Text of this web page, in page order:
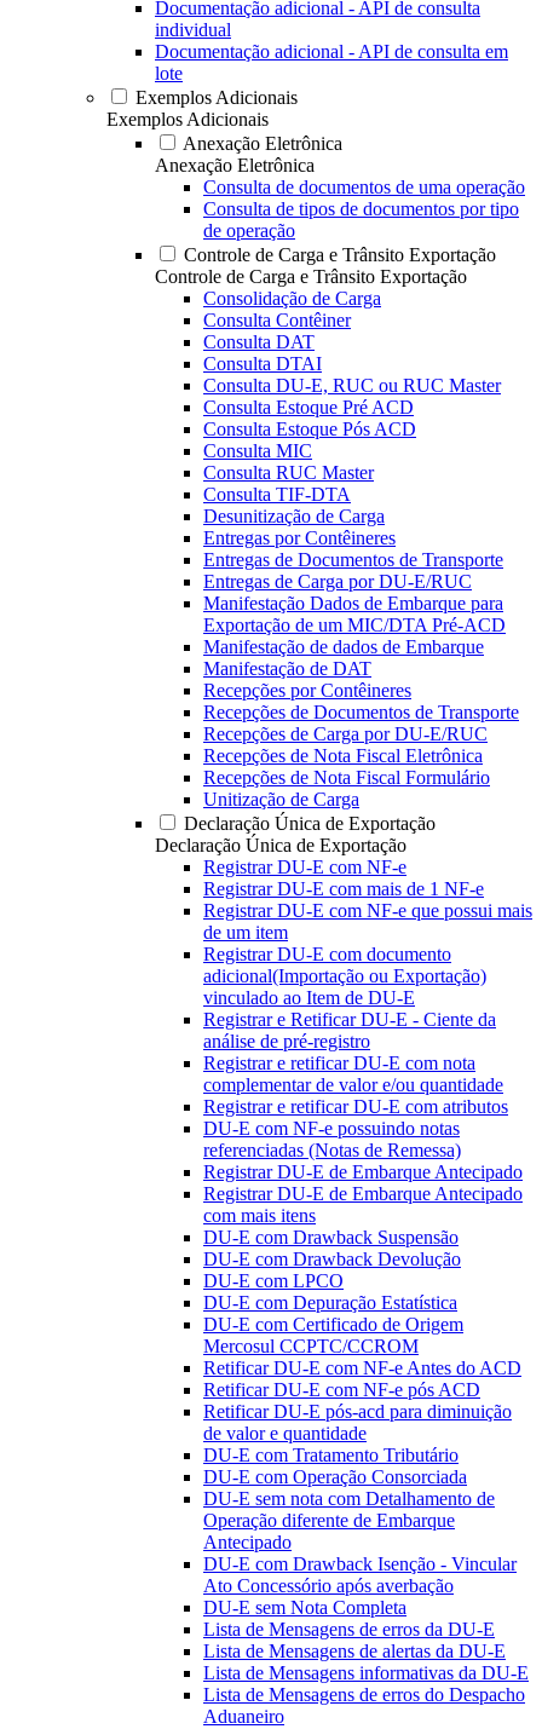
Documentação adicional - API de consulta
individual
Documentação adicional - API de consulta em
lote
Exemplos Adicionais
Exemplos Adicionais
Anexação Eletrônica
Anexação Eletrônica
Consulta de documentos de uma operação
Consulta de tipos de documentos por tipo
de operação
Controle de Carga e Trânsito Exportação
Controle de Carga e Trânsito Exportação
Consolidação de Carga
Consulta Contêiner
Consulta DAT
Consulta DTAI
Consulta DU-E, RUC ou RUC Master
Consulta Estoque Pré ACD
Consulta Estoque Pós ACD
Consulta MIC
Consulta RUC Master
Consulta TIF-DTA
Desunitização de Carga
Entregas por Contêineres
Entregas de Documentos de Transporte
Entregas de Carga por DU-E/RUC
Manifestação Dados de Embarque para
Exportação de um MIC/DTA Pré-ACD
Manifestação de dados de Embarque
Manifestação de DAT
Recepções por Contêineres
Recepções de Documentos de Transporte
Recepções de Carga por DU-E/RUC
Recepções de Nota Fiscal Eletrônica
Recepções de Nota Fiscal Formulário
Unitização de Carga
Declaração Única de Exportação
Declaração Única de Exportação
Registrar DU-E com NF-e
Registrar DU-E com mais de 1 NF-e
Registrar DU-E com NF-e que possui mais
de um item
Registrar DU-E com documento
adicional(Importação ou Exportação)
vinculado ao Item de DU-E
Registrar e Retificar DU-E - Ciente da
análise de pré-registro
Registrar e retificar DU-E com nota
complementar de valor e/ou quantidade
Registrar e retificar DU-E com atributos
DU-E com NF-e possuindo notas
referenciadas (Notas de Remessa)
Registrar DU-E de Embarque Antecipado
Registrar DU-E de Embarque Antecipado
com mais itens
DU-E com Drawback Suspensão
DU-E com Drawback Devolução
DU-E com LPCO
DU-E com Depuração Estatística
DU-E com Certificado de Origem
Mercosul CCPTC/CCROM
Retificar DU-E com NF-e Antes do ACD
Retificar DU-E com NF-e pós ACD
Retificar DU-E pós-acd para diminuição
de valor e quantidade
DU-E com Tratamento Tributário
DU-E com Operação Consorciada
DU-E sem nota com Detalhamento de
Operação diferente de Embarque
Antecipado
DU-E com Drawback Isenção - Vincular
Ato Concessório após averbação
DU-E sem Nota Completa
Lista de Mensagens de erros da DU-E
Lista de Mensagens de alertas da DU-E
Lista de Mensagens informativas da DU-E
Lista de Mensagens de erros do Despacho
Aduaneiro